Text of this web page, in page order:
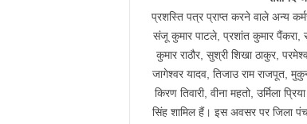
प्रशस्ति पत्र प्राप्त करने वाले अन्य
संजू कुमार पाटले, प्रशांत कुमार पैंकरा,
कुमार राठौर, सुश्री शिखा ठाकुर,
जागेश्वर यादव, तिजाउ राम राजपूत,
किरण तिवारी, वीना महतो, उर्मिला
सिंह शामिल हैं। इस अवसर पर जिला